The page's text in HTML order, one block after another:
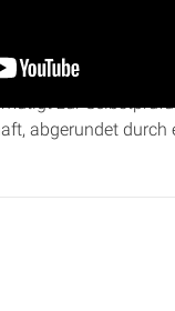
Gemeinde in
zur
abgerundet durch